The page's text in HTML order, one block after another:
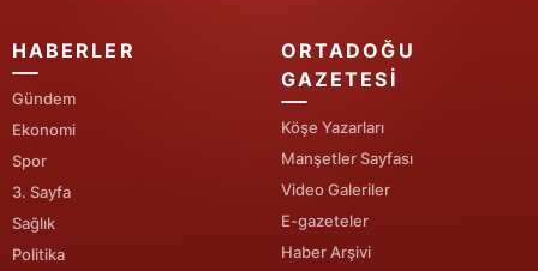
Malatya
Manisa
Kahramanmaraş
Muğla
HABERLER
Gündem
Ekonomi
Spor
3. Sayfa
Sağlık
Politika
ORTADOĞU
GAZETESI
Köşe Yazarları
Manşetler Sayfası
Video Galeriler
E-gazeteler
Haber Arşivi